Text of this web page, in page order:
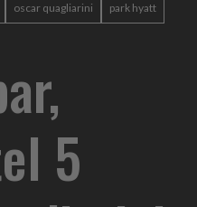
oscar quagliarini park hyatt
5